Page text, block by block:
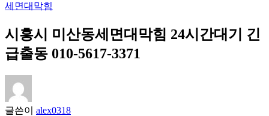
세면대막힘
시흥시 미산동세면대막힘 24시간대기 긴
급출동 010-5617-3371
글쓴이 alex0318